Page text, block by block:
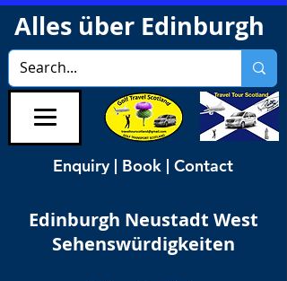
Alles über Edinburgh
Enquiry | Book | Contact
Edinburgh Neustadt West
Sehenswürdigkeiten